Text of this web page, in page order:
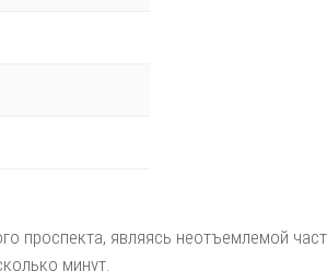
проспекта, являясь неотъемлемой
минут.